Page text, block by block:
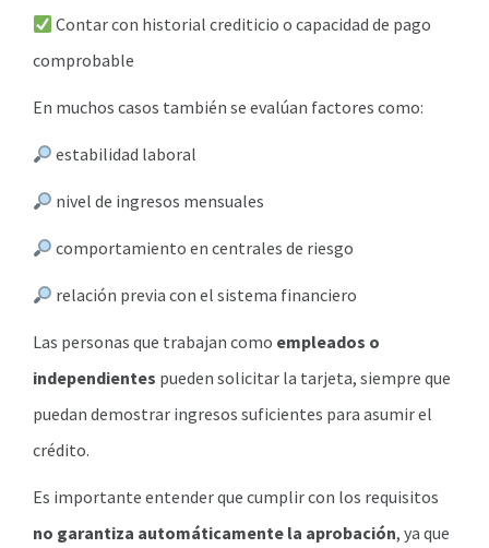
Contar con historial crediticio o capacidad de pago
comprobable
En muchos casos también se evalúan factores como:
estabilidad laboral
nivel de ingresos mensuales
comportamiento en centrales de riesgo
relación previa con el sistema financiero
Las personas que trabajan como empleados o
independientes pueden solicitar la tarjeta, siempre que
puedan demostrar ingresos suficientes para asumir el
crédito.
Es importante entender que cumplir con los requisitos
no garantiza automáticamente la aprobación, ya que